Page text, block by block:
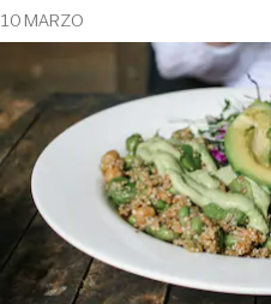
10 MARZO